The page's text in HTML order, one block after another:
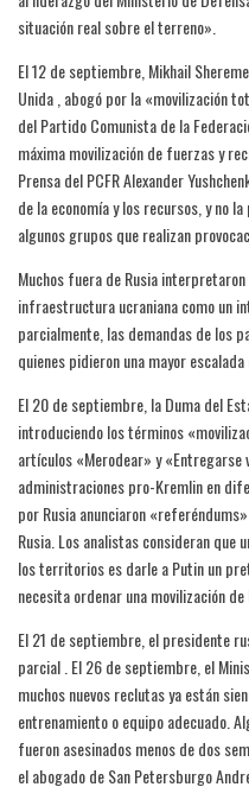
situación real sobre el terreno».
El 12 de septiembre, Mikhail
Unida , abogó por la «movilización
del Partido Comunista de la
máxima movilización de fuerzas y
Prensa del PCFR Alexander
de la economía y los recursos, y no
algunos grupos que realizan
Muchos fuera de Rusia
infraestructura ucraniana como un
parcialmente, las demandas de los
quienes pidieron una mayor
El 20 de septiembre, la Duma del
introduciendo los términos
artículos «Merodear» y
administraciones pro-Kremlin en
por Rusia anunciaron
Rusia. Los analistas consideran que
los territorios es darle a Putin un
necesita ordenar una movilización
El 21 de septiembre, el presidente
parcial . El 26 de septiembre, el
muchos nuevos reclutas ya están
entrenamiento o equipo adecuado.
fueron asesinados menos de dos
el abogado de San Petersburgo